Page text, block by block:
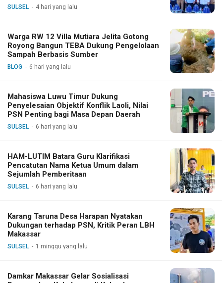
SULSEL 4 hari yang lalu
Warga RW 12 Villa Mutiara Jelita Gotong
Royong Bangun TEBA Dukung Pengelolaan
Sampah Berbasis Sumber
BLOG 6 hari yang lalu
Mahasiswa Luwu Timur Dukung
Penyelesaian Objektif Konflik Laoli, Nilai
PSN Penting bagi Masa Depan Daerah
SULSEL 6 hari yang lalu
HAM-LUTIM Batara Guru Klarifikasi
Pencatutan Nama Ketua Umum dalam
Sejumlah Pemberitaan
SULSEL 6 hari yang lalu
Karang Taruna Desa Harapan Nyatakan
Dukungan terhadap PSN, Kritik Peran LBH
Makassar
SULSEL 1 minggu yang lalu
Damkar Makassar Gelar Sosialisasi